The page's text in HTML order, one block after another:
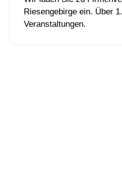
Riesengebirge ein. Über
Veranstaltungen.